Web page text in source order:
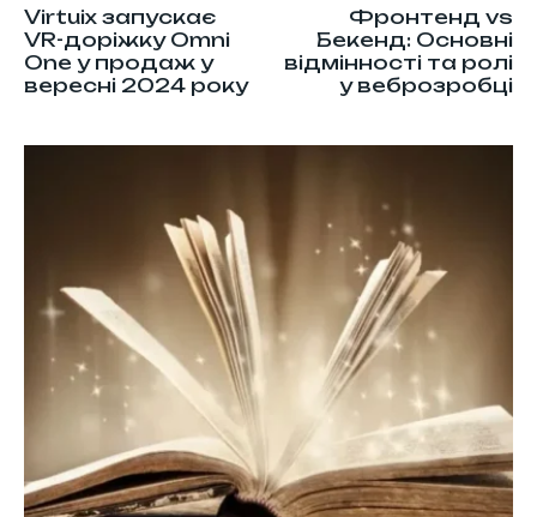
Virtuix запускає
VR-доріжку Omni
One у продаж у
вересні 2024 року
Фронтенд vs
Бекенд: Основні
відмінності та ролі
у веброзробці